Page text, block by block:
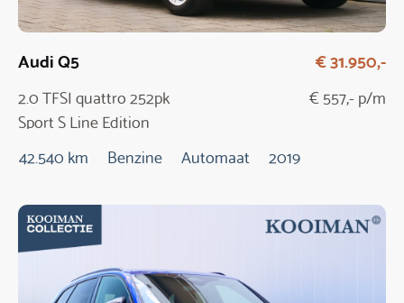
Audi Q5
2.0 TFSI quattro 252pk
Sport S Line Edition
Automaat
€ 31.950,-
€ 557,- p/m
42.540 km Benzine Automaat 2019